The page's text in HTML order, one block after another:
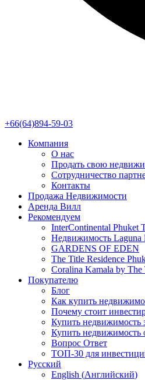
+66(64)894-59-03
Компания
О нас
Продать свою
Сотрудничество
Контакты
Продажа Недвижимости
Аренда Вилл
Рекомендуем
InterContinental Phuket
Недвижимость Laguna
GARDENS OF EDEN
The Title Residence
Coralina Kamala by The
Покупателю
Блог
Как купить
Почему стоит
Купить недвижимость
Купить недвижимость
Вопрос Ответ
ТОП-30 для
Русский
English (Английский)